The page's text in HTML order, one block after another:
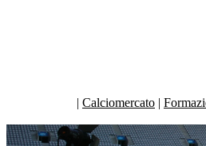
| Calciomercato |